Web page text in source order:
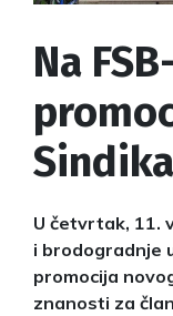
Na
U četvrtak, 11.
i brodogradnje
promocija
znanosti za